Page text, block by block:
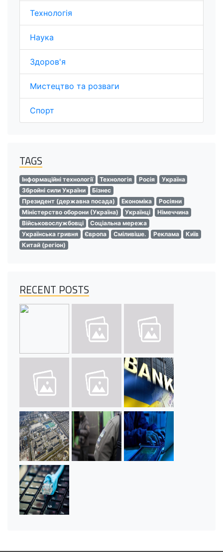
Технологія
Наука
Здоров'я
Мистецтво та розваги
Спорт
TAGS
Інформаційні технології Технологія Росія
Україна
Збройні сили України
Бізнес
Президент (державна посада)
Економіка
Росіяни
Міністерство оборони (Україна)
Українці
Німеччина
Військовослужбовці
Соціальна мережа
Українська гривня
Європа Сміливіше. Реклама
Київ
Китай (регіон)
RECENT POSTS